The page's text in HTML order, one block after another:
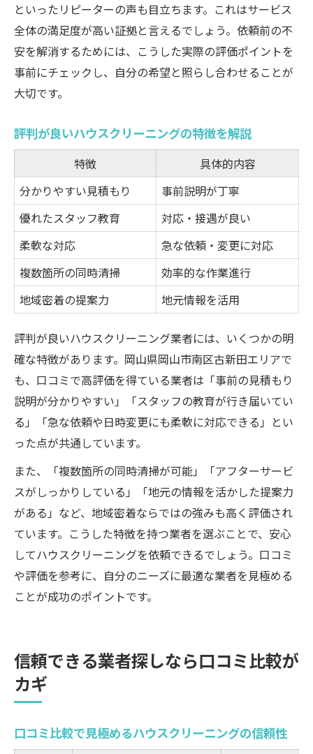
といったリピーターの声も目立ちます。これはサービス
全体の満足度が高い証拠と言えるでしょう。依頼前の不
安を解消するためには、こうした実際の評価ポイントを
事前にチェックし、自分の希望と照らし合わせることが
大切です。
評判が良いハウスクリーニングの特徴を解説
特徴
具体的内容
分かりやすい見積もり
事前説明が丁寧
優れたスタッフ教育
対応・接遇が良い
柔軟な対応
急な依頼・変更に対応
複数箇所の同時清掃
効率的な作業進行
地域密着の提案力
地元情報を活用
評判が良いハウスクリーニング業者には、いくつかの明
確な特徴があります。岡山県岡山市南区古新田エリアで
も、口コミで高評価を得ている業者は「事前の見積もり
説明が分かりやすい」「スタッフの教育が行き届いてい
る」「急な依頼や日時変更にも柔軟に対応できる」とい
った点が共通しています。
また、「複数箇所の同時清掃が可能」「アフターサービ
スがしっかりしている」「地元の情報を活かした提案力
がある」など、地域密着ならではの強みも高く評価され
ています。こうした特徴を持つ業者を選ぶことで、安心
してハウスクリーニングを依頼できるでしょう。口コミ
や評価を参考に、自分のニーズに最適な業者を見極める
ことが成功のポイントです。
信頼できる業者探しなら口コミ比較が
カギ
口コミ比較で見極めるハウスクリーニングの信頼性